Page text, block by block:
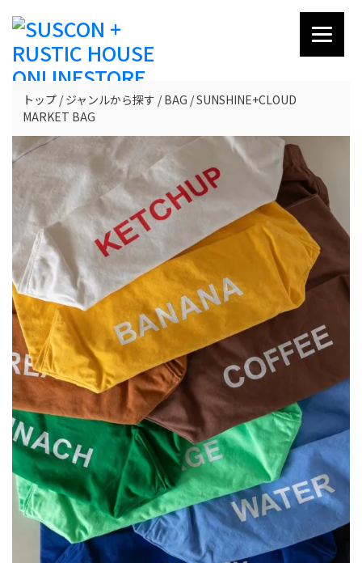
トップ ジャンルから探す BAG SUNSHINE+CLOUD
MARKET BAG